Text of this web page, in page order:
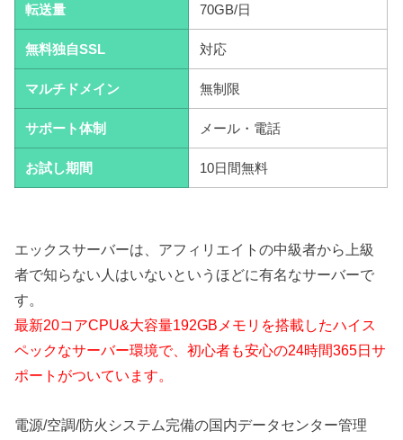
転送量 70GB/日
無料独自SSL 対応
マルチドメイン 無制限
サポート体制 メール・電話
お試し期間 10日間無料
エックスサーバーは、アフィリエイトの中級者から上級
者で知らない人はいないというほどに有名なサーバーで
す。
最新20コアCPU&大容量192GBメモリを搭載したハイス
ペックなサーバー環境で、初心者も安心の24時間365日サ
ポートがついています。
電源/空調/防火システム完備の国内データセンター管理